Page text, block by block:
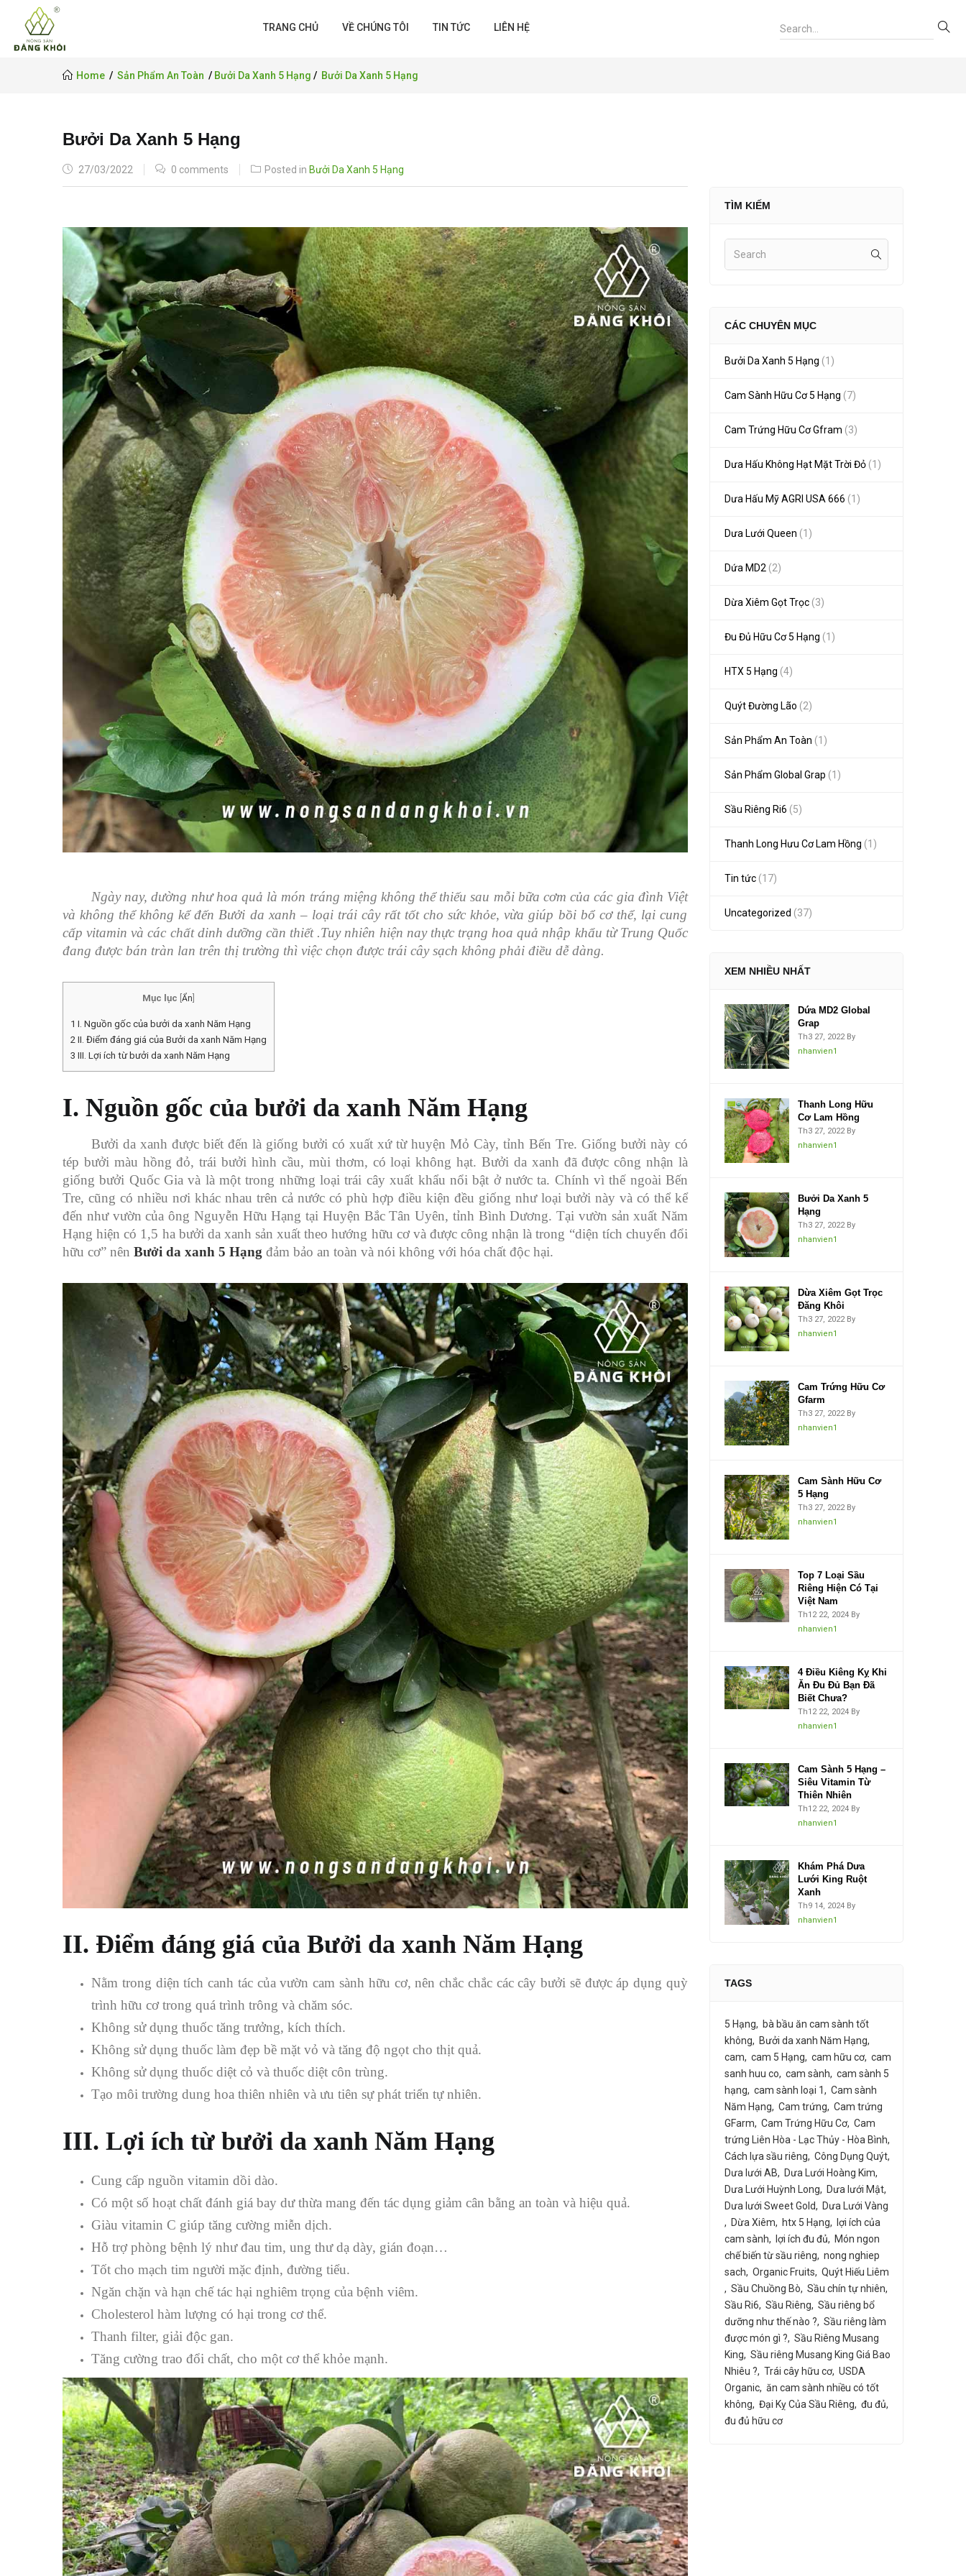
TRANG CHỦ VỀ CHÚNG TÔI TIN TỨC LIÊN HỆ
Home Sản Phẩm An Toàn Bưởi Da Xanh 5 Hạng Bưởi Da Xanh 5 Hạng
Bưởi Da Xanh 5 Hạng
POSTED
27/03/2022 0 comments Posted in Bưởi Da Xanh 5 Hạng
Ngày nay, dường như hoa quả là món tráng miệng không thể thiếu sau mỗi bữa cơm của các gia đình Việt
vàkhông thể không kể đến Bưởi da xanh –loại trái cây rất tốt cho sức khỏe, vừa giúp bồi bổ cơ thể, lại cung
cấp vitamin và các chất dinh dưỡng cần thiết .Tuy nhiên hiện nay thực trạng hoa quả nhập khẩu từ Trung Quốc
đang được bán tràn lan trên thị trường thì việc chọn được trái cây sạch không phải điều dễdàng.
Mục lục Ẩn
1 I. Nguồn gốc của bưởi da xanh Năm Hạng
2 II. Điểm đáng giá của Bưởi da xanh Năm Hạng
3 III. Lợi ích từ bưởi da xanh Năm Hạng
I. Nguồn gốc của bưởi da xanh Năm Hạng
Bưởi da xanh được biết đến là giống bưởi có xuất xứ từ huyện Mỏ Cày, tỉnh Bến Tre. Giống bưởi này có
tép bưởi màu hồng đỏ, trái bưởi hình cầu, mùi thơm, có loại không hạt. Bưởi da xanh đã được công nhận là
giống bưởi Quốc Gia và là một trong những loại trái cây xuất khẩu nổi bật ở nước ta. Chính vì thế ngoài Bến
Tre, cũng có nhiều nơi khác nhau trên cả nước có phù hợp điều kiện đều giống như loại bưởi này và có thể kể
đến như vườn của ông Nguyễn Hữu Hạng tại Huyện Bắc Tân Uyên, tỉnh Bình Dương. Tại vườn sản xuất Năm
Hạng hiện có 1,5 ha bưởi da xanh sản xuất theo hướng hữu cơ và được công nhận là trong “diện tích chuyển đổi
hữu cơ” nên Bưởi da xanh 5 Hạng đảm bảo an toàn và nói không với hóa chất độc hại.
II. Điểm đáng giá của Bưởi da xanh Năm Hạng
Nằm trong diện tích canh tác của vườn cam sành hữu cơ, nên chắc chắc các cây bưởi sẽ được áp dụng quỳ
trình hữu cơ trong quá trình trông và chăm sóc.
Không sử dụng thuốc tăng trưởng, kích thích.
Không sử dụng thuốc làm đẹp bề mặt vỏ và tăng độ ngọt cho thịt quả.
Không sử dụng thuốc diệt cỏ và thuốc diệt côn trùng.
Tạo môi trường dung hoa thiên nhiên và ưu tiên sự phát triển tự nhiên.
III. Lợi ích từ bưởi da xanh Năm Hạng
Cung cấp nguồn vitamin dồi dào.
Có một số hoạt chất đánh giá bay dư thừa mang đến tác dụng giảm cân bằng an toàn và hiệu quả.
Giàu vitamin C giúp tăng cường miễn dịch.
Hỗ trợ phòng bệnh lý như đau tim, ung thư dạ dày, gián đoạn…
Tốt cho mạch tim người mặc định, đường tiểu.
Ngăn chặn và hạn chế tác hại nghiêm trọng của bệnh viêm.
Cholesterol hàm lượng có hại trong cơ thể.
Thanh filter, giải độc gan.
Tăng cường trao đổi chất, cho một cơ thể khỏe mạnh.
TÌM KIẾM
CÁC CHUYÊN MỤC
Bưởi Da Xanh 5 Hạng (1)
Cam Sành Hữu Cơ 5 Hạng (7)
Cam Trứng Hữu Cơ Gfram (3)
Dưa Hấu Không Hạt Mặt Trời Đỏ (1)
Dưa Hấu Mỹ AGRI USA 666 (1)
Dưa Lưới Queen (1)
Dứa MD2 (2)
Dừa Xiêm Gọt Trọc (3)
Đu Đủ Hữu Cơ 5 Hạng (1)
HTX 5 Hạng (4)
Quýt Đường Lão (2)
Sản Phẩm An Toàn (1)
Sản Phẩm Global Grap (1)
Sầu Riêng Ri6 (5)
Thanh Long Hưu Cơ Lam Hồng (1)
Tin tức (17)
Uncategorized (37)
XEM NHIỀU NHẤT
Dứa MD2 Global
Grap
Th3 27, 2022 By
nhanvien1
Thanh Long Hữu
Cơ Lam Hồng
Th3 27, 2022 By
nhanvien1
Bưởi Da Xanh 5
Hạng
Th3 27, 2022 By
nhanvien1
Dừa Xiêm Gọt Trọc
Đăng Khôi
Th3 27, 2022 By
nhanvien1
Cam Trứng Hữu Cơ
Gfarm
Th3 27, 2022 By
nhanvien1
Cam Sành Hữu Cơ
5 Hạng
Th3 27, 2022 By
nhanvien1
Top 7 Loại Sầu
Riêng Hiện Có Tại
Việt Nam
Th12 22, 2024 By
nhanvien1
4 Điều Kiêng Kỵ Khi
Ăn Đu Đủ Bạn Đã
Biết Chưa?
Th12 22, 2024 By
nhanvien1
Cam Sành 5 Hạng –
Siêu Vitamin Từ
Thiên Nhiên
Th12 22, 2024 By
nhanvien1
Khám Phá Dưa
Lưới King Ruột
Xanh
Th9 14, 2024 By
nhanvien1
TAGS
5 Hạng
bà bầu ăn cam sành tốt
không
Bưởi da xanh Năm Hạng
cam
cam 5 Hạng cam hữu cơ cam
sanh huu co
cam sành
cam sành 5
hạng
cam sành loại 1
Cam sành
Năm Hạng
Cam trứng
Cam trứng
GFarm
Cam Trứng Hữu Cơ Cam
trứng Liên Hòa - Lạc Thủy - Hòa Bình
Cách lựa sầu riêng
Công Dụng Quýt
Dưa lưới AB
Dưa Lưới Hoàng Kim
Dưa Lưới Huỳnh Long
Dưa lưới Mật
Dưa lưới Sweet Gold
Dưa Lưới Vàng
Dừa Xiêm
htx 5 Hạng
lợi ích của
cam sành
lợi ích đu đủ
Món ngon
chế biến từ sầu riêng
nong nghiep
sach
Organic Fruits
Quýt Hiếu Liêm
Sầu Chuồng Bò
Sầu chín tự nhiên
Sầu Ri6
Sầu Riêng
Sầu riêng bổ
dưỡng như thế nào ?
Sầu riêng làm
được món gì ?
Sầu Riêng Musang
King
Sầu riêng Musang King Giá Bao
Nhiêu ?
Trái cây hữu cơ USDA
Organic ăn cam sành nhiều có tốt
không
Đại Kỵ Của Sầu Riêng
đu đủ
đu đủ hữu cơ